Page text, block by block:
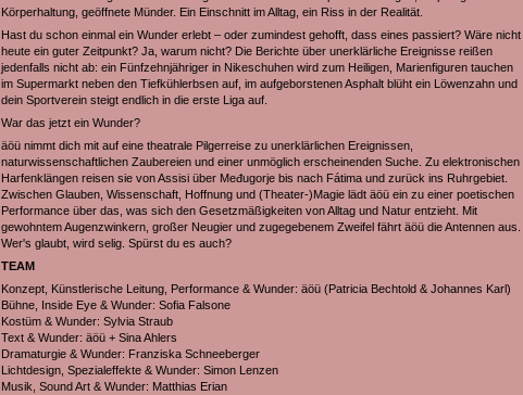
Körperhaltung, geöffnete Münder. Ein Einschnitt im Alltag, ein Riss in der Realität.
Hast du schon einmal ein Wunder erlebt – oder zumindest gehofft, dass eines passiert? Wäre nicht
heute ein guter Zeitpunkt? Ja, warum nicht? Die Berichte über unerklärliche Ereignisse reißen
jedenfalls nicht ab: ein Fünfzehnjähriger in Nikeschuhen wird zum Heiligen, Marienfiguren tauchen
im Supermarkt neben den Tiefkühlerbsen auf, im aufgeborstenen Asphalt blüht ein Löwenzahn und
dein Sportverein steigt endlich in die erste Liga auf.
War das jetzt ein Wunder?
äöü nimmt dich mit auf eine theatrale Pilgerreise zu unerklärlichen Ereignissen,
naturwissenschaftlichen Zaubereien und einer unmöglich erscheinenden Suche. Zu elektronischen
Harfenklängen reisen sie von Assisi über Međugorje bis nach Fátima und zurück ins Ruhrgebiet.
Zwischen Glauben, Wissenschaft, Hoffnung und (Theater-)Magie lädt äöü ein zu einer poetischen
Performance über das, was sich den Gesetzmäßigkeiten von Alltag und Natur entzieht. Mit
gewohntem Augenzwinkern, großer Neugier und zugegebenem Zweifel fährt äöü die Antennen aus.
Wer's glaubt, wird selig. Spürst du es auch?
TEAM
Konzept, Künstlerische Leitung, Performance & Wunder: äöü (Patricia Bechtold & Johannes Karl)
Bühne, Inside Eye & Wunder: Sofia Falsone
Kostüm & Wunder: Sylvia Straub
Text & Wunder: äöü + Sina Ahlers
Dramaturgie & Wunder: Franziska Schneeberger
Lichtdesign, Spezialeffekte & Wunder: Simon Lenzen
Musik, Sound Art & Wunder: Matthias Erian